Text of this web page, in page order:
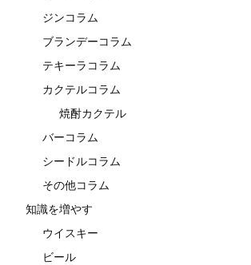
ジンコラム
ブランデーコラム
テキーラコラム
カクテルコラム
焼酎カクテル
バーコラム
シードルコラム
その他コラム
知識を増やす
ウイスキー
ビール